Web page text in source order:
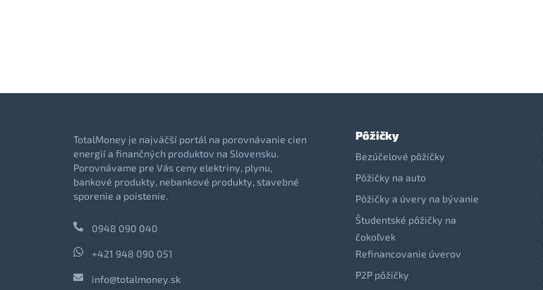
Pôžičky
Bezúčelové pôžičky
Pôžičky na auto
Pôžičky a úvery na bývanie
Študentské pôžičky na
čokoľvek
Refinancovanie úverov
P2P pôžičky
TotalMoney je najväčší portál na porovnávanie cien
energií a finančných produktov na Slovensku.
Porovnávame pre Vás ceny elektriny, plynu,
bankové produkty, nebankové produkty, stavebné
sporenie a poistenie.
0948 090 040
+421 948 090 051
info@totalmoney.sk